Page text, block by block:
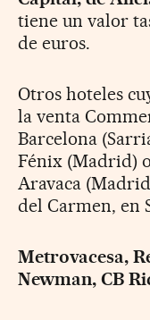
tiene un valor
de euros.
Otros hoteles
la venta
Barcelona
Fénix (Madrid)
Aravaca
del Carmen, en
Metrovacesa,
Newman, CB